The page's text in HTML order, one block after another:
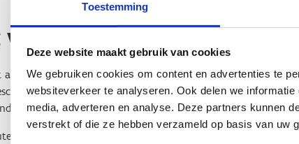
Toestemming
Deze website maakt gebruik van cookies
We gebruiken cookies om content en advertenties te
websiteverkeer te analyseren. Ook delen we
media, adverteren en analyse. Deze partners kunnen
verstrekt of die ze hebben verzameld op basis van uw
van de route
de Kasteeldreef, vlakbij het Kasteel van Laarne en biedt
zijn voor zowel beginnende als ervaren lopers. De route
is 4,7 km lang en voert je door een mix van verharde en